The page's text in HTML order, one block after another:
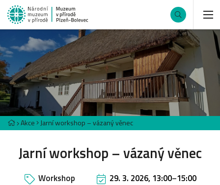
Akce Jarní workshop – vázaný věnec
Jarní workshop – vázaný věnec
Workshop 29. 3. 2026, 13:00–15:00